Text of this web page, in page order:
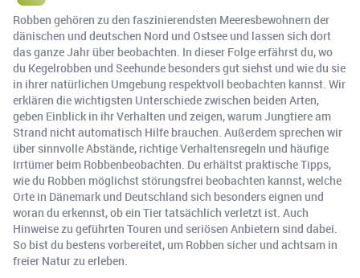
Robben gehören zu den faszinierendsten Meeresbewohnern der
dänischen und deutschen Nord und Ostsee und lassen sich dort
das ganze Jahr über beobachten. In dieser Folge erfährst du, wo
du Kegelrobben und Seehunde besonders gut siehst und wie du sie
in ihrer natürlichen Umgebung respektvoll beobachten kannst. Wir
erklären die wichtigsten Unterschiede zwischen beiden Arten,
geben Einblick in ihr Verhalten und zeigen, warum Jungtiere am
Strand nicht automatisch Hilfe brauchen. Außerdem sprechen wir
über sinnvolle Abstände, richtige Verhaltensregeln und häufige
Irrtümer beim Robbenbeobachten. Du erhältst praktische Tipps,
wie du Robben möglichst störungsfrei beobachten kannst, welche
Orte in Dänemark und Deutschland sich besonders eignen und
woran du erkennst, ob ein Tier tatsächlich verletzt ist. Auch
Hinweise zu geführten Touren und seriösen Anbietern sind dabei.
So bist du bestens vorbereitet, um Robben sicher und achtsam in
freier Natur zu erleben.